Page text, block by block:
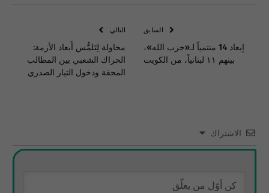
السابق
إبعاد 14 منتمياً لـ«حزب الله»،
بينهم ١١ لبنانياً، من الكويت
التالي
محاولة لِتَلمُّس أَبعاد الأزمة:
الحراك الشعبي بين المطالب
المحقة ودخول التيار الصدري
الاشتراك